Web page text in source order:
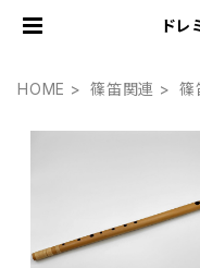
ド
HOME 篠笛関連 篠